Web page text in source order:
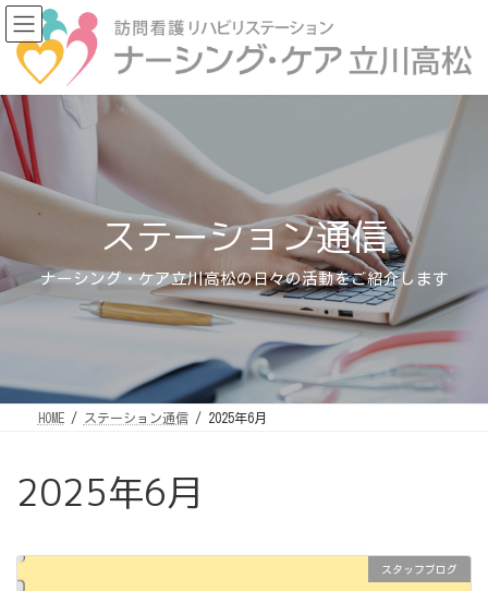
コ
ン
テ
へ
ス
キ
ッ
プ
ナ
ビ
ゲ
ョ
ン
に
移
動
ステーション通信
ナーシング・ケア立川高松の日々の活動をご紹介します
HOME ステーション通信 2025年6月
2025年6月
スタッフブログ